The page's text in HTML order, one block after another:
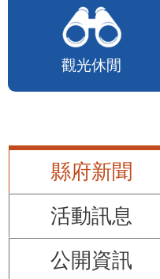
觀光休閒
縣府新聞
活動訊息
公開資訊